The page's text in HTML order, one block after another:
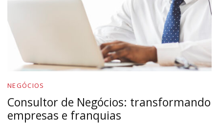
NEGÓCIOS
Consultor de Negócios: transformando
empresas e franquias